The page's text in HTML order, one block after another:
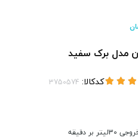
مدل برک سفید
کدکالا:
دقیقه